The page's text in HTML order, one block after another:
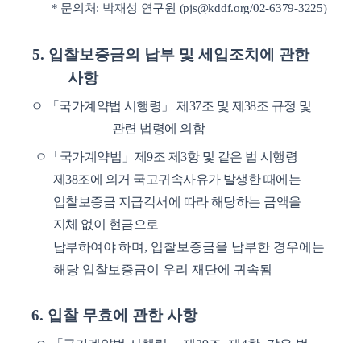
* 문의처: 박재성 연구원 (pjs@kddf.org/02-6379-3225)
5. 입찰보증금의 납부 및 세입조치에 관한
사항
ㅇ 「 국가계약법 시행령 」제 37조 및 제38조 규정 및
관련 법령에 의함
ㅇ 「 국가계약법 」 제9조 제3항 및 같은 법 시행령
제38조에 의거 국고귀속사유가 발생한 때에는
입찰보증금 지급각서에 따라 해당하는 금액을
지체 없이 현금으로
납부하여야 하며 , 입찰보증금을 납부한 경우에는
해당 입찰보증금이 우리 재단에 귀속됨
6. 입찰 무효에 관한 사항